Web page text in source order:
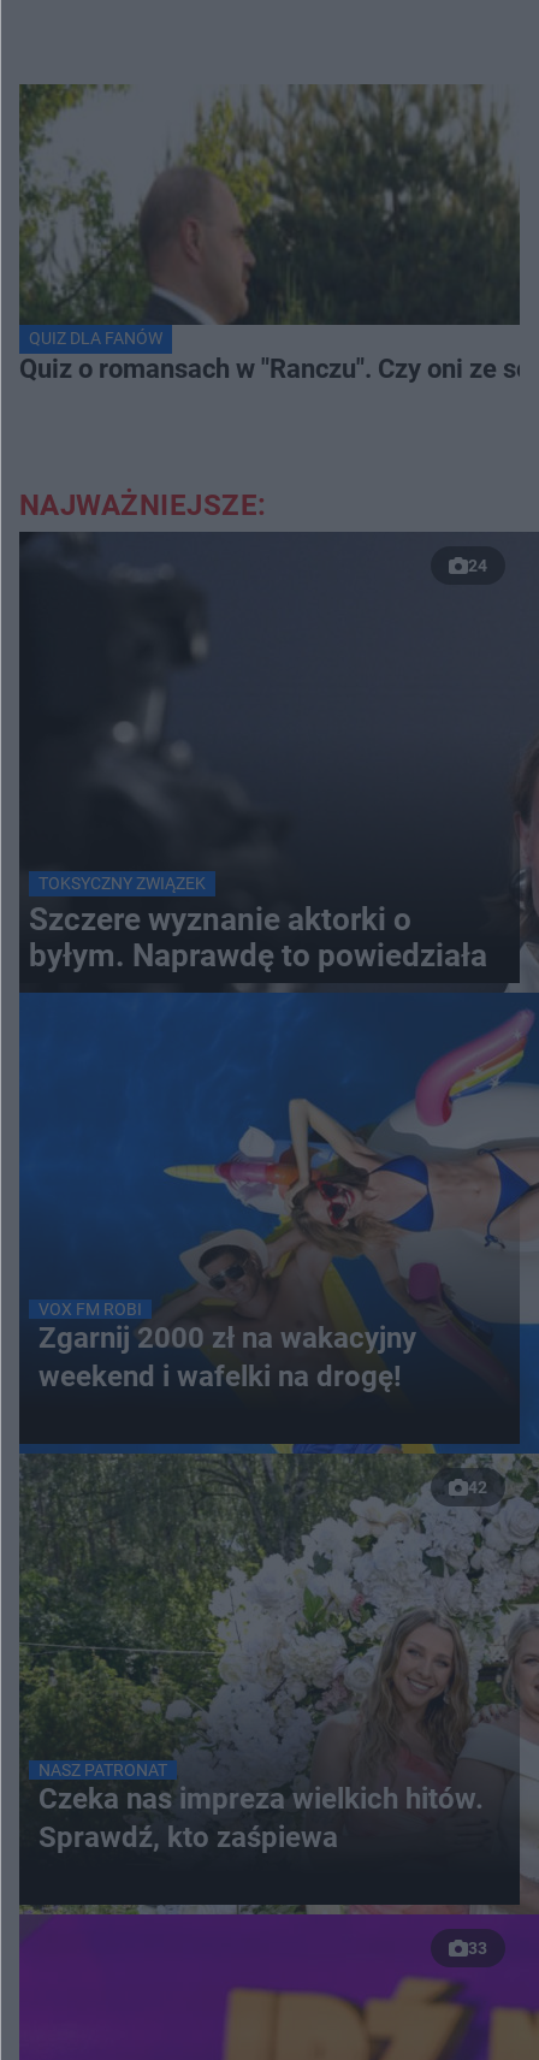
QUIZ DLA FANÓW
Quiz o romansach w "Ranczu". Czy oni ze
NAJWAŻNIEJSZE:
24
TOKSYCZNY ZWIĄZEK
Szczere wyznanie aktorki o
byłym. Naprawdę to powiedziała
VOX FM ROBI
Zgarnij 2000 zł na wakacyjny
weekend i wafelki na drogę!
42
NASZ PATRONAT
Czeka nas impreza wielkich hitów.
Sprawdź, kto zaśpiewa
33